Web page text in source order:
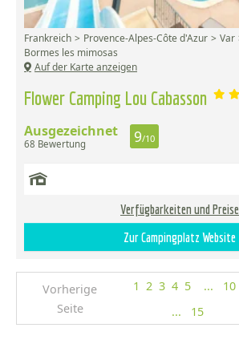
Flower Camping Lou Cabasson
Frankreich Provence-Alpes-Côte d'Azur
Var
Bormes les mimosas
Auf der Karte anzeigen
Ausgezeichnet
68 Bewertung 9/10
Verfügbarkeiten und Preise
Zur Campingplatz Website
Vorherige
Seite
1 2 3 4 5 ...
10
...
15